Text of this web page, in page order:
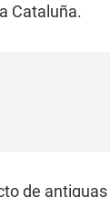
Cataluña.
de